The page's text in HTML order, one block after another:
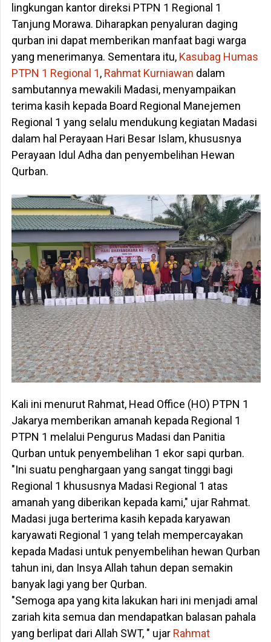
lingkungan kantor direksi PTPN 1 Regional 1
Tanjung Morawa. Diharapkan penyaluran daging
qurban ini dapat memberikan manfaat bagi warga
yang menerimanya. Sementara itu, Kasubag Humas
PTPN 1 Regional 1,Rahmat Kurniawan dalam
sambutannya mewakili Madasi, menyampaikan
terima kasih kepada Board Regional Manejemen
Regional 1 yang selalu mendukung kegiatan Madasi
dalam hal Perayaan Hari Besar Islam, khususnya
Perayaan Idul Adha dan penyembelihan Hewan
Qurban.
Kali ini menurut Rahmat, Head Office (HO) PTPN 1
Jakarya memberikan amanah kepada Regional 1
PTPN 1 melalui Pengurus Madasi dan Panitia
Qurban untuk penyembelihan 1 ekor sapi qurban.
"Ini suatu penghargaan yang sangat tinggi bagi
Regional 1 khususnya Madasi Regional 1 atas
amanah yang diberikan kepada kami," ujar Rahmat.
Madasi juga berterima kasih kepada karyawan
karyawati Regional 1 yang telah mempercayakan
kepada Madasi untuk penyembelihan hewan Qurban
tahun ini, dan Insya Allah tahun depan semakin
banyak lagi yang ber Qurban.
"Semoga apa yang kita lakukan hari ini menjadi amal
zariah kita semua dan mendapatkan balasan pahala
yang berlipat dari Allah SWT, " ujarRahmat